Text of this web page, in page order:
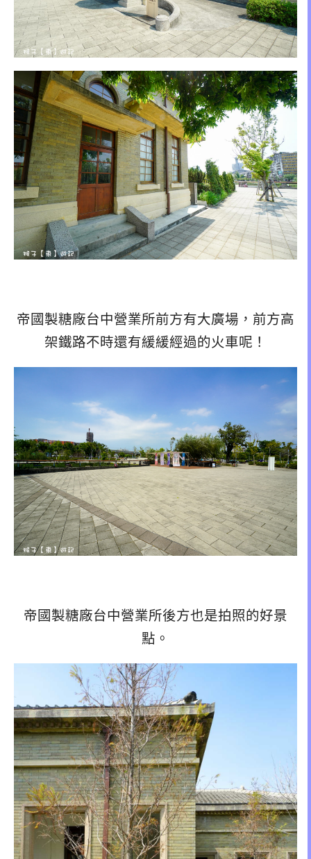
帝國製糖廠台中營業所前方有大廣場，前方高
架鐵路不時還有緩緩經過的火車呢！
帝國製糖廠台中營業所後方也是拍照的好景
點。